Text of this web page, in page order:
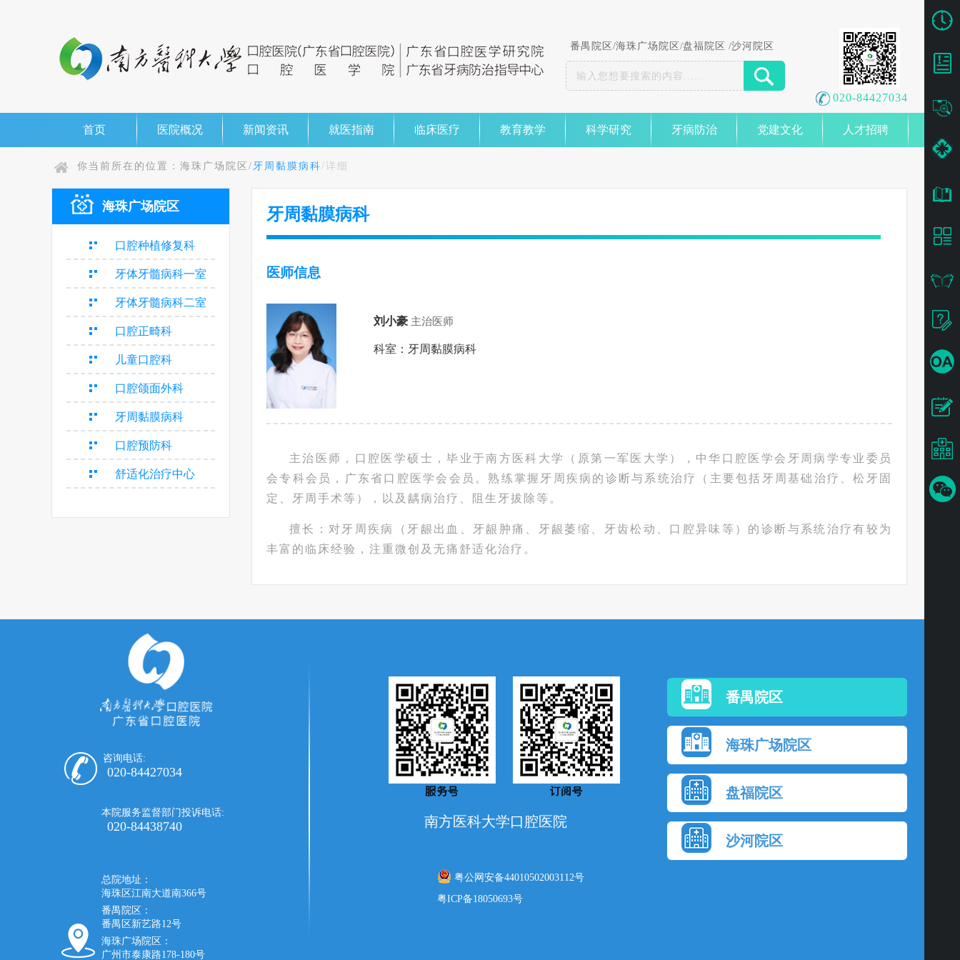
番禺院区 /海珠广场院区 /盘福院区 /沙河院区
020-84427034
首页 医院概况 新闻资讯 就医指南 临床医疗 教育教学 科学研究 牙病防治 党建文化 人才招聘
你当前所在的位置： 海珠广场院区/ 牙周黏膜病科/详细
海珠广场院区
口腔种植修复科
牙体牙髓病科一室
牙体牙髓病科二室
口腔正畸科
儿童口腔科
口腔颌面外科
牙周黏膜病科
口腔预防科
舒适化治疗中心
牙周黏膜病科
医师信息
刘小豪 主治医师
科室：牙周黏膜病科
主治医师，口腔医学硕士，毕业于南方医科大学（原第一军医大学），中华口腔医学会牙周病学专业委员
会专科会员，广东省口腔医学会会员。熟练掌握牙周疾病的诊断与系统治疗（主要包括牙周基础治疗、松牙固
定、牙周手术等），以及龋病治疗、阻生牙拔除等。
擅长：对牙周疾病（牙龈出血、牙龈肿痛、牙龈萎缩、牙齿松动、口腔异味等）的诊断与系统治疗有较为
丰富的临床经验，注重微创及无痛舒适化治疗。
咨询电话:
020-84427034
本院服务监督部门投诉电话:
020-84438740
总院地址：
海珠区江南大道南366号
番禺院区：
番禺区新艺路12号
海珠广场院区：
广州市泰康路178-180号
南方医科大学口腔医院
番禺院区
海珠广场院区
盘福院区
沙河院区
粤公网安备44010502003112号
粤ICP备18050693号